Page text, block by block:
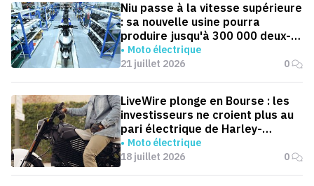
Niu passe à la vitesse supérieure
: sa nouvelle usine pourra
produire jusqu'à 300 000 deux-
roues électriques par an
Moto électrique
21 juillet 2026
0
LiveWire plonge en Bourse : les
investisseurs ne croient plus au
pari électrique de Harley-
Davidson
Moto électrique
18 juillet 2026
0